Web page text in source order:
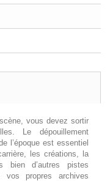
vous devez sortir
Le dépouillement
l’époque est essentiel
les créations, la
bien d’autres pistes
vos propres archives